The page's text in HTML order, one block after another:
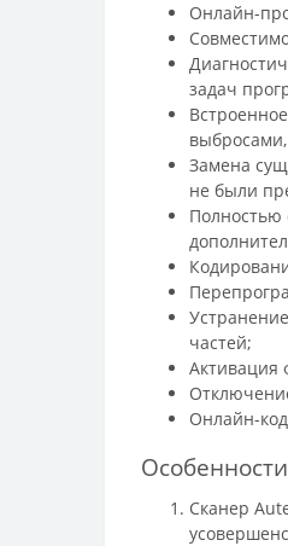
Онлайн-
задач
Замена
не были
Полностью
частей;
Активация
Онлайн-
Сканер